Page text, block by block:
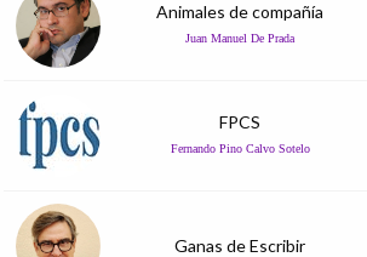
Animales de compañía
Juan Manuel De Prada
FPCS
Fernando Pino Calvo Sotelo
Ganas de Escribir